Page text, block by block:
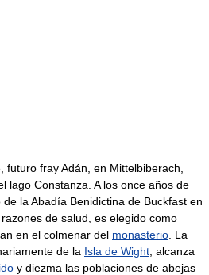
futuro fray Adán, en Mittelbiberach,
lago Constanza. A los once años de
la Abadía Benidictina de Buckfast en
razones de salud, es elegido como
en el colmenar del monasterio . La
de la Isla de Wight , alcanza
y diezma las poblaciones de abejas